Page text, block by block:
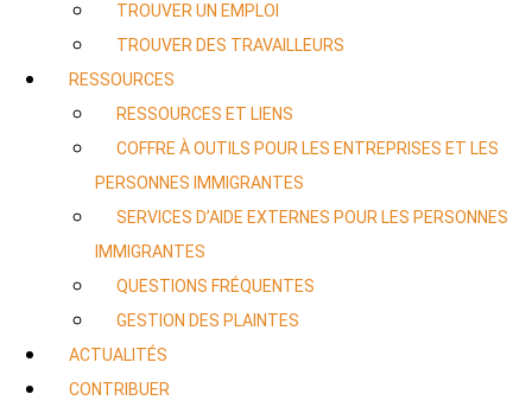
TROUVER UN EMPLOI
TROUVER DES TRAVAILLEURS
RESSOURCES
RESSOURCES ET LIENS
COFFRE À OUTILS POUR LES ENTREPRISES ET LES
PERSONNES IMMIGRANTES
SERVICES D’AIDE EXTERNES POUR LES PERSONNES
IMMIGRANTES
QUESTIONS FRÉQUENTES
GESTION DES PLAINTES
ACTUALITÉS
CONTRIBUER